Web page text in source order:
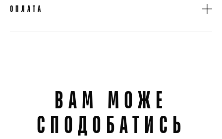
Доставка на відділення «Нова Пошта»
ОПЛАТА
Вам може сподобатисьВАМ МОЖЕ
СПОДОБАТИСЬ